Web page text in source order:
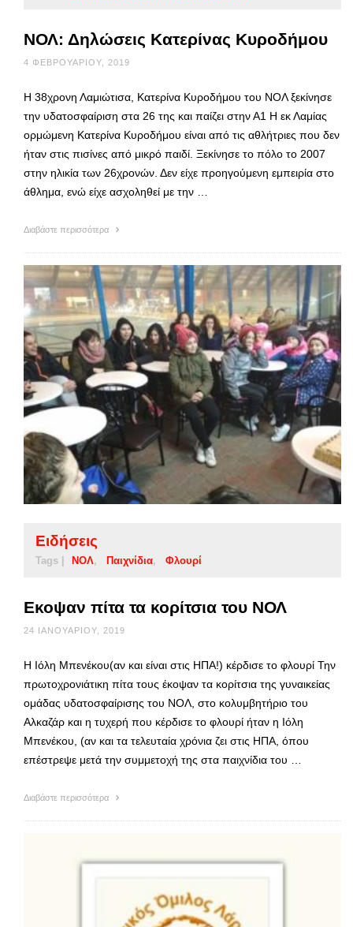
ΝΟΛ: Δηλώσεις Κατερίνας Κυροδήμου
4 ΦΕΒΡΟΥΑΡΊΟΥ, 2019
Η 38χρονη Λαμιώτισα, Κατερίνα Κυροδήμου του ΝΟΛ ξεκίνησε
την υδατοσφαίριση στα 26 της και παίζει στην Α1 H εκ Λαμίας
ορμώμενη Κατερίνα Κυροδήμου είναι από τις αθλήτριες που δεν
ήταν στις πισίνες από μικρό παιδί. Ξεκίνησε το πόλο το 2007
στην ηλικία των 26χρονών. Δεν είχε προηγούμενη εμπειρία στο
άθλημα, ενώ είχε ασχοληθεί με την …
Διαβάστε περισσότερα
Ειδήσεις
Tags | ΝΟΛ Παιχνίδια Φλουρί
Εκοψαν πίτα τα κορίτσια του ΝΟΛ
24 ΙΑΝΟΥΑΡΊΟΥ, 2019
Η Ιόλη Μπενέκου(αν και είναι στις ΗΠΑ!) κέρδισε το φλουρί Την
πρωτοχρονιάτικη πίτα τους έκοψαν τα κορίτσια της γυναικείας
ομάδας υδατοσφαίρισης του ΝΟΛ, στο κολυμβητήριο του
Αλκαζάρ και η τυχερή που κέρδισε το φλουρί ήταν η Ιόλη
Μπενέκου, (αν και τα τελευταία χρόνια ζει στις ΗΠΑ, όπου
επέστρεψε μετά την συμμετοχή της στα παιχνίδια του …
Διαβάστε περισσότερα